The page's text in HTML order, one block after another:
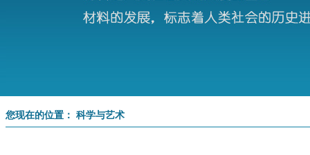
您现在的位置： 科学与艺术